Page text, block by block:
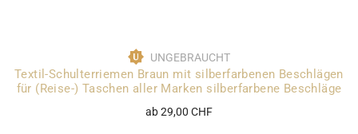
UNGEBRAUCHT
Textil-Schulterriemen Braun mit silberfarbenen Beschlägen
für (Reise-) Taschen aller Marken silberfarbene Beschläge
ab 29,00 CHF